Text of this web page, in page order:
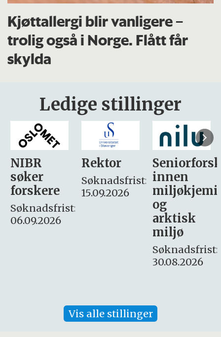
Kjøttallergi blir vanligere –
trolig også i Norge. Flått får
skylda
Ledige stillinger
Rektor
Søknadsfrist:
15.09.2026
Seniorforsker
innen
miljøkjemi
søker
– fast
Søknadsfrist:
16. august.
Vis alle stillinger